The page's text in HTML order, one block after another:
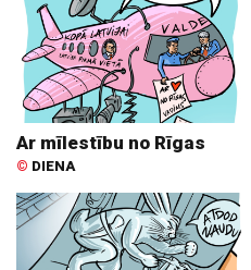
Ar mīlestību no Rīgas
© DIENA